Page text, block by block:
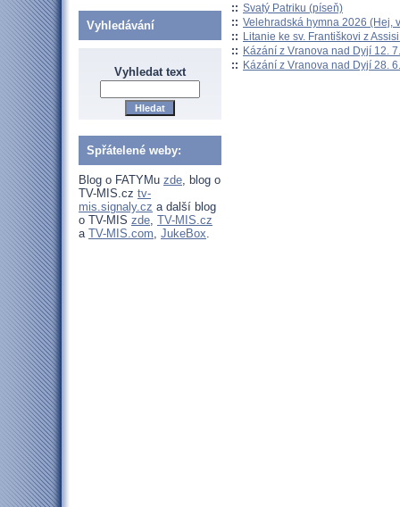
Vyhledávání
Vyhledat text
Spřátelené weby:
Blog o FATYMu zde, blog o
TV-MIS.cz tv-
mis.signaly.cz a další blog
o TV-MIS zde, TV-MIS.cz
a TV-MIS.com, JukeBox.
:: Svatý Patriku (píseň)
:: Velehradská hymna 2026 (Hej,
:: Litanie ke sv. Františkovi z
:: Kázání z Vranova nad Dyjí 12.
:: Kázání z Vranova nad Dyjí 28.